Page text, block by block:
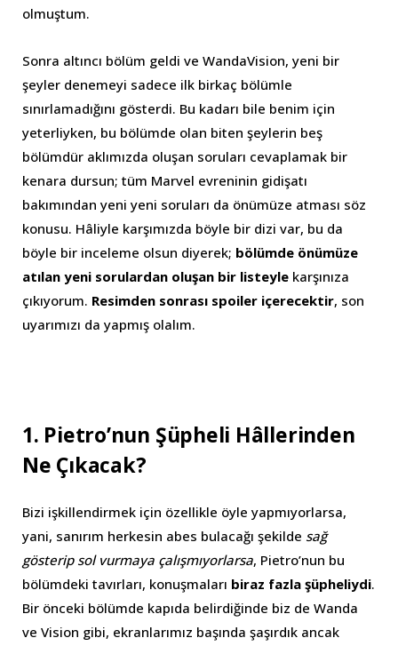
olmuştum.
Sonra altıncı bölüm geldi ve WandaVision, yeni bir
şeyler denemeyi sadece ilk birkaç bölümle
sınırlamadığını gösterdi. Bu kadarı bile benim için
yeterliyken, bu bölümde olan biten şeylerin beş
bölümdür aklımızda oluşan soruları cevaplamak bir
kenara dursun; tüm Marvel evreninin gidişatı
bakımından yeni yeni soruları da önümüze atması söz
konusu. Hâliyle karşımızda böyle bir dizi var, bu da
böyle bir inceleme olsun diyerek; bölümde önümüze
atılan yeni sorulardan oluşan bir listeyle karşınıza
çıkıyorum. Resimden sonrası spoiler içerecektir, son
uyarımızı da yapmış olalım.
1. Pietro’nun Şüpheli Hâllerinden
Ne Çıkacak?
Bizi işkillendirmek için özellikle öyle yapmıyorlarsa,
yani, sanırım herkesin abes bulacağı şekilde sağ
gösterip sol vurmaya çalışmıyorlarsa, Pietro’nun bu
bölümdeki tavırları, konuşmaları biraz fazla şüpheliydi.
Bir önceki bölümde kapıda belirdiğinde biz de Wanda
ve Vision gibi, ekranlarımız başında şaşırdık ancak